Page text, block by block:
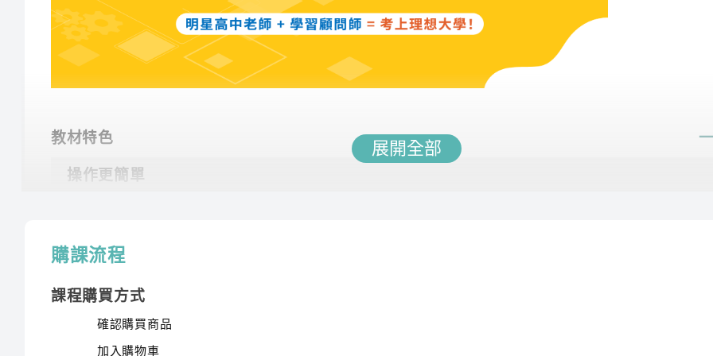
專業學習顧問
我們的專業學習顧問將為學生提供升學輔導，助他們規劃未來的學習道路，讓學生在升學過程中無後顧之憂。
教材特色
操作更簡單
可重複觀看
免通勤奔波
展開全部
購課流程
課程購買方式
確認購買商品
加入購物車